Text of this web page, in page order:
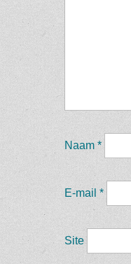
Naam *
E-mail *
Site